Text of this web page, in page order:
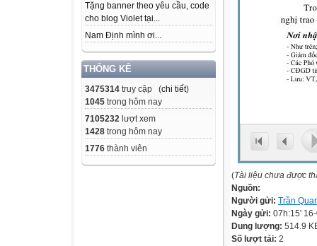
Tặng banner theo yêu cầu, code
cho blog Violet tại...
Nam Định mình ơi...
THỐNG KÊ
3475314 truy cập (chi tiết)
1045 trong hôm nay
7105232 lượt xem
1428 trong hôm nay
1776 thành viên
(Tài liệu chưa được
Nguồn:
Người gửi: Trần
Ngày gửi: 07h:15'
Dung lượng: 514.9
Số lượt tải: 2